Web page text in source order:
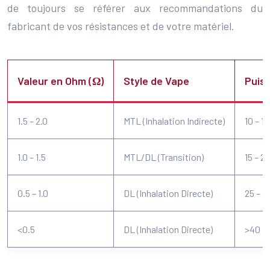
de toujours se référer aux recommandations du
fabricant de vos résistances et de votre matériel.
Valeur en Ohm (Ω) Style de Vape
1.5 – 2.0 MTL (Inhalation Indirecte) 10 – 15
1.0 – 1.5 MTL/DL (Transition) 15 – 25
0.5 – 1.0 DL (Inhalation Directe) 25 –
<0.5 DL (Inhalation Directe) >40